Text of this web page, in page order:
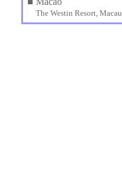
The Westin Resort, Macau